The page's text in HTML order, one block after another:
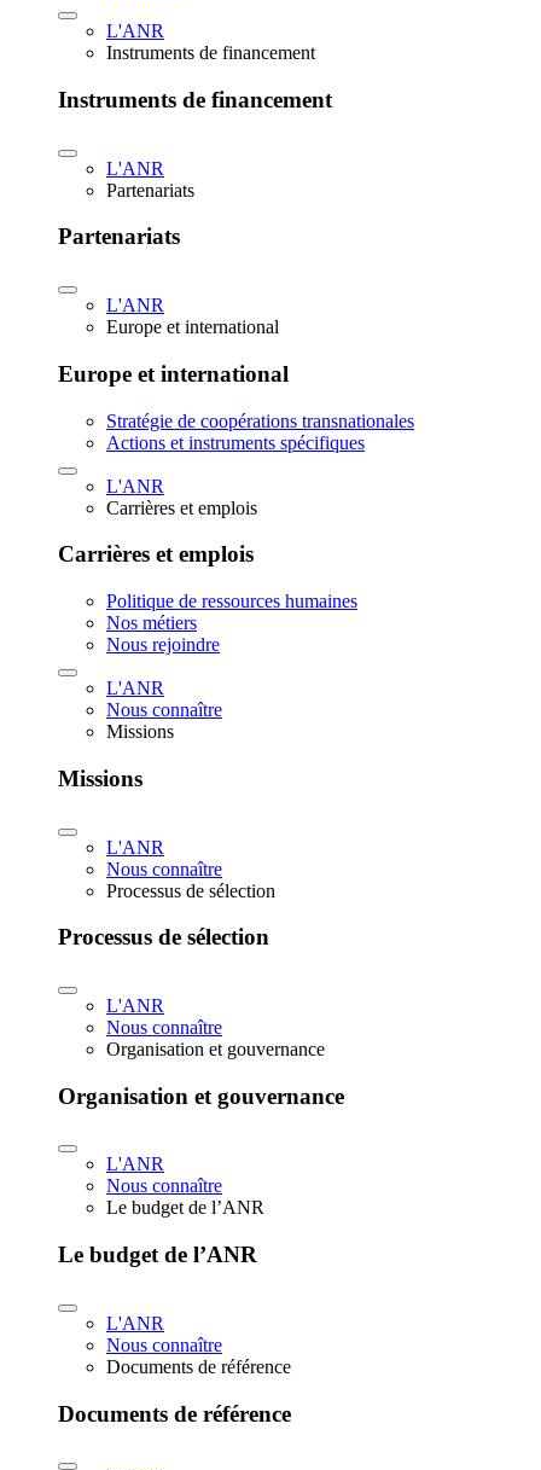
L'ANR
Instruments de financement
Instruments de financement
L'ANR
Partenariats
Partenariats
L'ANR
Europe et international
Europe et international
Stratégie de coopérations transnationales
Actions et instruments spécifiques
L'ANR
Carrières et emplois
Carrières et emplois
Politique de ressources humaines
Nos métiers
Nous rejoindre
L'ANR
Nous connaître
Missions
Missions
L'ANR
Nous connaître
Processus de sélection
Processus de sélection
L'ANR
Nous connaître
Organisation et gouvernance
Organisation et gouvernance
L'ANR
Nous connaître
Le budget de l’ANR
Le budget de l’ANR
L'ANR
Nous connaître
Documents de référence
Documents de référence